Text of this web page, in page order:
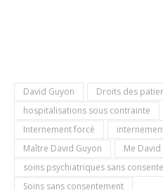
David Guyon
Droits des
hospitalisations sous contrainte
Internement forcé
Maître David Guyon
Me David
soins psychiatriques sans
Soins sans consentement